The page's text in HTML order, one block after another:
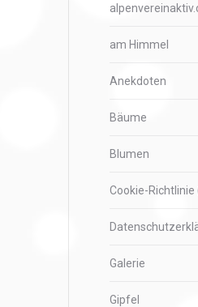
am Himmel
Anekdoten
Bäume
Blumen
Cookie-Richtlinie
Galerie
Gipfel